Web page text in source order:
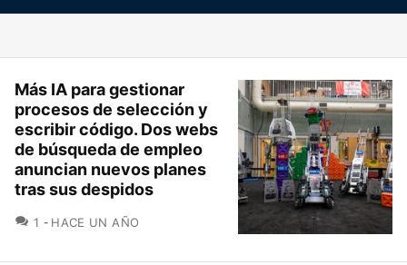
Más IA para gestionar
procesos de selección y
escribir código. Dos webs
de búsqueda de empleo
anuncian nuevos planes
tras sus despidos
1 COMENTARIOS
HACE UN AÑO